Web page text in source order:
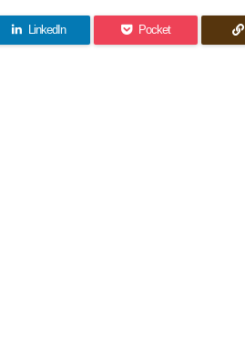
LinkedIn Pocket